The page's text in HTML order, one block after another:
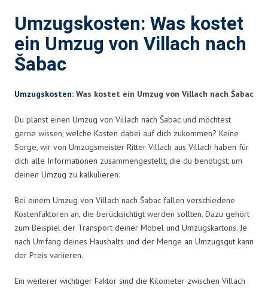
Umzugskosten: Was kostet
ein Umzug von Villach nach
Šabac
Umzugskosten: Was kostet ein Umzug von Villach nach Šabac
Du planst einen Umzug von Villach nach Šabac und möchtest
gerne wissen, welche Kosten dabei auf dich zukommen? Keine
Sorge, wir von Umzugsmeister Ritter Villach aus Villach haben für
dich alle Informationen zusammengestellt, die du benötigst, um
deinen Umzug zu kalkulieren.
Bei einem Umzug von Villach nach Šabac fallen verschiedene
Kostenfaktoren an, die berücksichtigt werden sollten. Dazu gehört
zum Beispiel der Transport deiner Möbel und Umzugskartons. Je
nach Umfang deines Haushalts und der Menge an Umzugsgut kann
der Preis variieren.
Ein weiterer wichtiger Faktor sind die Kilometer zwischen Villach